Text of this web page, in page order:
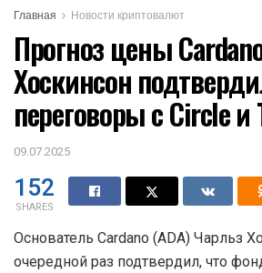
Главная Новости криптовалют
Прогноз цены
Хоскинсон
переговоры с Circle и
09.07.2025
152
SHARES
Основатель Cardano (ADA) Чарльз
очередной раз подтвердил, что